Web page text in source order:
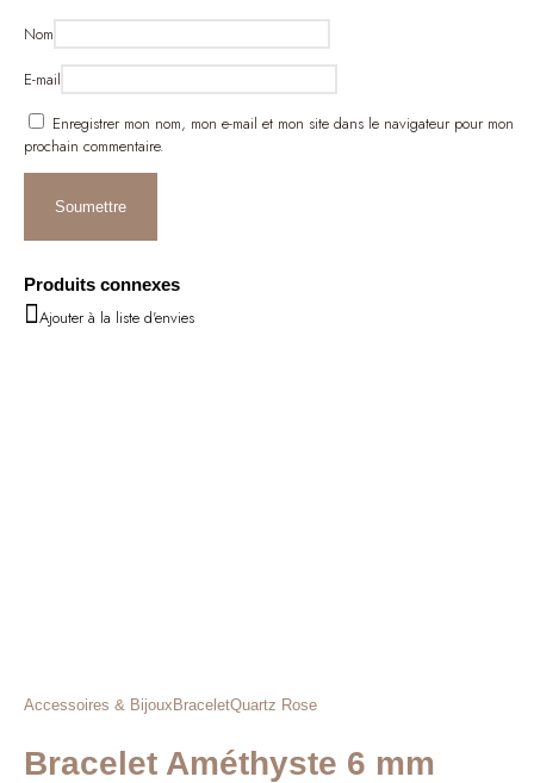
Nom
E-mail
Enregistrer mon nom, mon e-mail et mon site dans le navigateur pour mon
prochain commentaire.
Produits connexes
Ajouter à la liste d'envies
Accessoires & Bijoux BraceletQuartz Rose
Bracelet Améthyste 6 mm